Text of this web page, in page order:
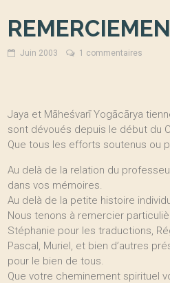
Juin 2003 1 commentaires
Jaya et Māheśvarī Yogācārya
sont dévoués depuis le début du
Que tous les efforts soutenus ou
Au delà de la relation du
dans vos mémoires.
Au delà de la petite histoire
Nous tenons à remercier
Stéphanie pour les traductions,
Pascal, Muriel, et bien d’autres
pour le bien de tous.
Que votre cheminement spirituel